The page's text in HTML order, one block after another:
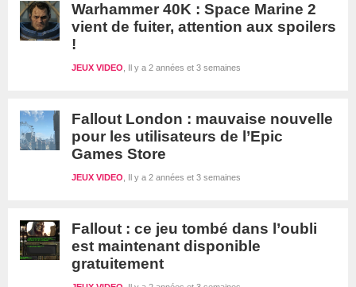
Warhammer 40K : Space Marine 2
vient de fuiter, attention aux spoilers
!
Il y a 2 années et 3 semaines
JEUX VIDEO
Fallout London : mauvaise nouvelle
pour les utilisateurs de l’Epic
Games Store
Il y a 2 années et 3 semaines
JEUX VIDEO
Fallout : ce jeu tombé dans l’oubli
est maintenant disponible
gratuitement